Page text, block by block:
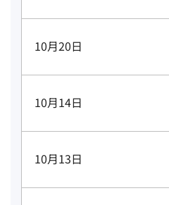
10月20日
10月14日
10月13日